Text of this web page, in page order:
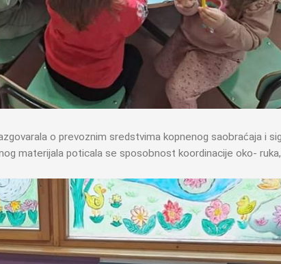
o prevoznim sredstvima kopnenog saobraćaja i
materijala poticala se sposobnost koordinacije oko-